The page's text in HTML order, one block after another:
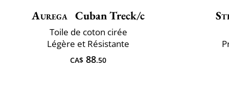
Aurega Cuban Treck/c
Toile de coton cirée
Légère et Résistante
CA$ 88.50